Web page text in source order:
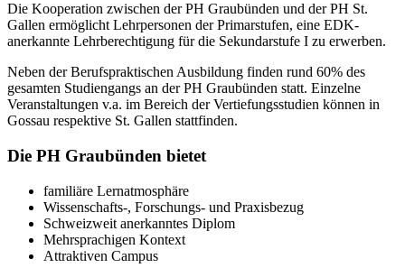
Die Kooperation zwischen der PH Graubünden und der PH St.
Gallen ermöglicht Lehrpersonen der Primarstufen, eine EDK-
anerkannte Lehrberechtigung für die Sekundarstufe I zu erwerben.
Neben der Berufspraktischen Ausbildung finden rund 60% des
gesamten Studiengangs an der PH Graubünden statt. Einzelne
Veranstaltungen v.a. im Bereich der Vertiefungsstudien können in
Gossau respektive St. Gallen stattfinden.
Die PH Graubünden bietet
familiäre Lernatmosphäre
Wissenschafts-, Forschungs- und Praxisbezug
Schweizweit anerkanntes Diplom
Mehrsprachigen Kontext
Attraktiven Campus